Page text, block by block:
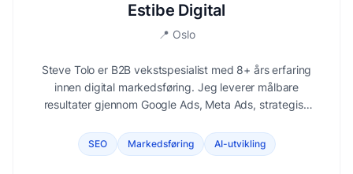
Estibe Digital
📍 Oslo
Steve Tolo er B2B vekstspesialist med 8+ års erfaring
innen digital markedsføring. Jeg leverer målbare
resultater gjennom Google Ads, Meta Ads, strategisk
SaaS, e-handel og konsulentselskaper i Norge og
Skandinavia.
SEO Markedsføring AI-utvikling